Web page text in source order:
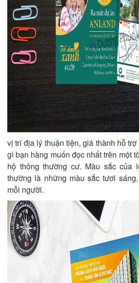
vị trí địa lý thuận tiện, giá thành hỗ
gì bạn hàng muốn đọc nhất trên một
hộ thông thường cư. Màu sắc của
thường là những màu sắc tươi
mỗi người.